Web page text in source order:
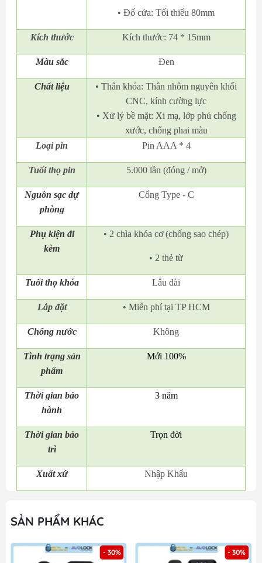
• Đố cửa: Tối thiểu 80mm
Kích thước Kích thước: 74 * 15mm
Màu sắc Đen
Chất liệu
• Thân khóa: Thân nhôm nguyên khối
CNC, kính cường lực
• Xử lý bề mặt: Xi mạ, lớp phủ chống
xước, chống phai màu
Loại pin
Pin AAA * 4
Tuổi thọ pin 5.000 lần (đóng / mở)
Nguồn sạc dự
phòng
Cổng Type - C
Phụ kiện đi
kèm
• 2 chìa khóa cơ (chống sao chép)
• 2 thẻ từ
Tuổi thọ khóa Lâu dài
Lắp đặt • Miễn phí tại TP HCM
Chống nước Không
Tình trạng sản
phẩm
Mới 100%
Thời gian bảo
hành
3 năm
Thời gian bảo
trì
Trọn đời
Xuất xứ Nhập Khẩu
SẢN PHẨM KHÁC
- 30% - 30%